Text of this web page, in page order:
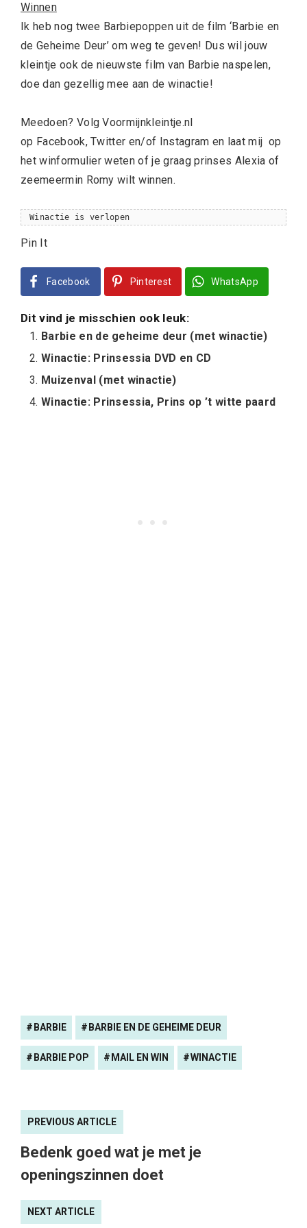
Winnen
Ik heb nog twee Barbiepoppen uit de film ‘Barbie en
de Geheime Deur’ om weg te geven! Dus wil jouw
kleintje ook de nieuwste film van Barbie naspelen,
doe dan gezellig mee aan de winactie!
Meedoen? Volg Voormijnkleintje.nl
op Facebook, Twitter en/of Instagram en laat mij op
het winformulier weten of je graag prinses Alexia of
zeemeermin Romy wilt winnen.
Winactie is verlopen
Pin It
Facebook Pinterest WhatsApp
Dit vind je misschien ook leuk:
Barbie en de geheime deur (met winactie)
Winactie: Prinsessia DVD en CD
Muizenval (met winactie)
Winactie: Prinsessia, Prins op ’t witte paard
BARBIE BARBIE EN DE GEHEIME DEUR
BARBIE POP MAIL EN WIN WINACTIE
PREVIOUS ARTICLE
Bedenk goed wat je met je
openingszinnen doet
NEXT ARTICLE